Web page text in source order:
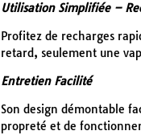
Utilisation Simplifiée –
Profitez de recharges
retard, seulement une
Entretien Facilité
Son design démontable
propreté et de